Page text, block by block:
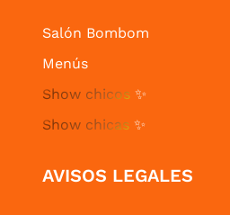
Salón Bombom
Menús
Show chicos ✨
Show chicas ✨
AVISOS LEGALES